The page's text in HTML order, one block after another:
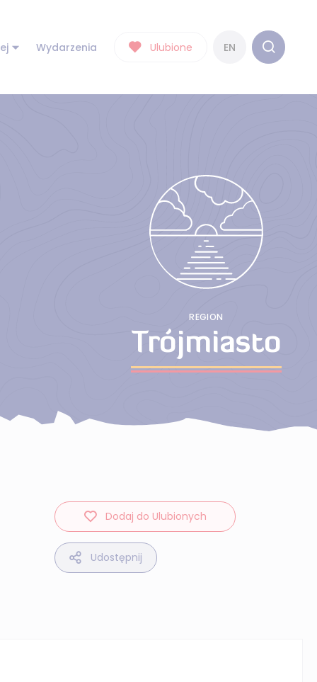
Wydarzenia Ulubione EN
REGION
Trójmiasto
Dodaj do Ulubionych
Udostępnij